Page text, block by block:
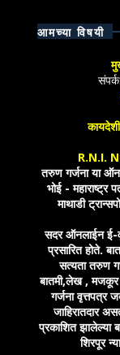
आमच्या विषयी
R.N.I.
तरुण गर्जना या
भोई - महाराष्ट्र
माथाडी
सदर ऑनलाईन ई-
प्रसारित होते.
सत्यता तरुण
बातमी,लेख , मजकूर
गर्जना वृत्तपत्र
जाहिरातदार
प्रकाशित झालेल्या
शिरपूर